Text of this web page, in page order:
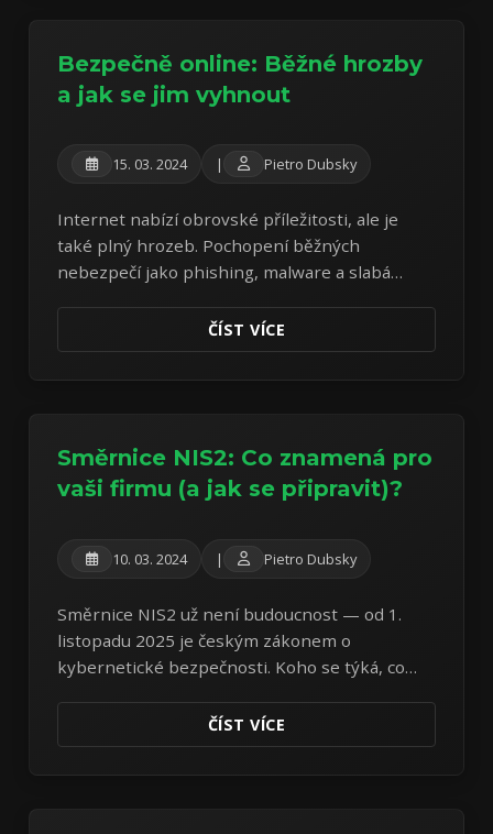
Bezpečně online: Běžné hrozby
a jak se jim vyhnout
15. 03. 2024 | Pietro Dubsky
Internet nabízí obrovské příležitosti, ale je
také plný hrozeb. Pochopení běžných
nebezpečí jako phishing, malware a slabá
ČÍST VÍCE
Směrnice NIS2: Co znamená pro
vaši firmu (a jak se připravit)?
10. 03. 2024 | Pietro Dubsky
Směrnice NIS2 už není budoucnost — od 1.
listopadu 2025 je českým zákonem o
kybernetické bezpečnosti. Koho se týká, co
ČÍST VÍCE